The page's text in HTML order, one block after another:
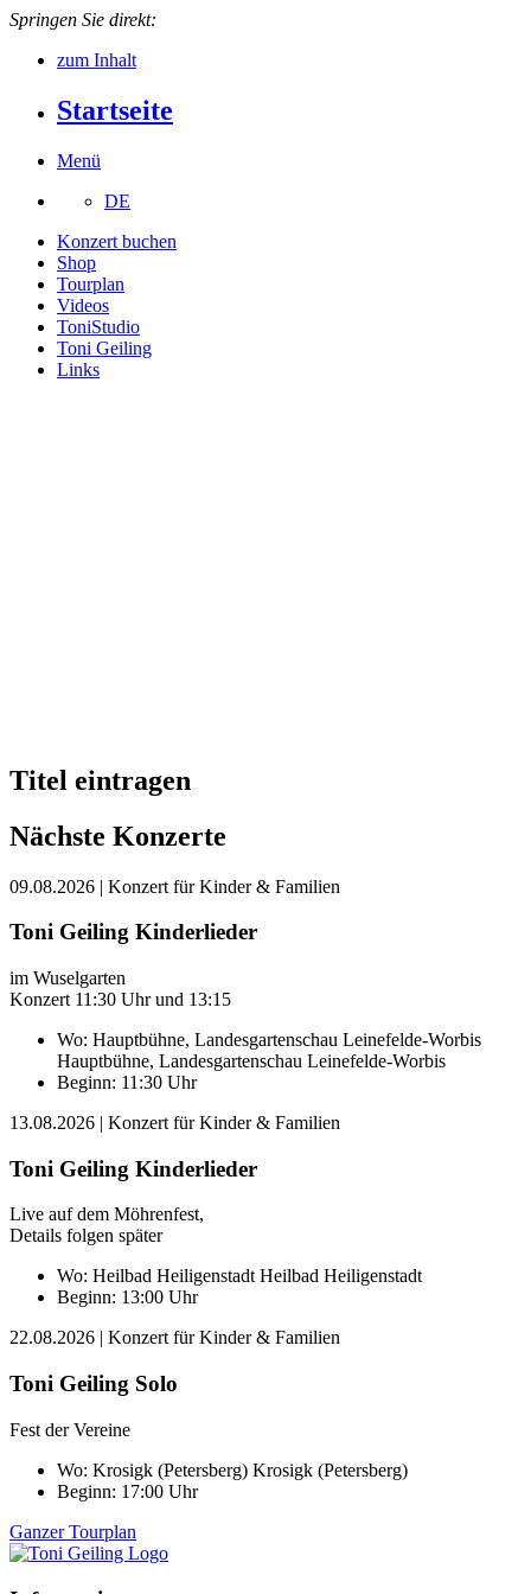
Springen Sie direkt:
zum Inhalt
Startseite
Menü
DE
Konzert buchen
Shop
Tourplan
Videos
ToniStudio
Toni Geiling
Links
Titel eintragen
Nächste Konzerte
09.08.2026 | Konzert für Kinder & Familien
Toni Geiling Kinderlieder
im Wuselgarten
Konzert 11:30 Uhr und 13:15
Wo: Hauptbühne, Landesgartenschau Leinefelde-Worbis
Hauptbühne, Landesgartenschau Leinefelde-Worbis
Beginn: 11:30 Uhr
13.08.2026 | Konzert für Kinder & Familien
Toni Geiling Kinderlieder
Live auf dem Möhrenfest,
Details folgen später
Wo: Heilbad Heiligenstadt Heilbad Heiligenstadt
Beginn: 13:00 Uhr
22.08.2026 | Konzert für Kinder & Familien
Toni Geiling Solo
Fest der Vereine
Wo: Krosigk (Petersberg) Krosigk (Petersberg)
Beginn: 17:00 Uhr
Ganzer Tourplan